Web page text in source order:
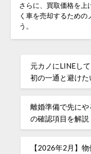
さらに、買取価格を上
く車を売却するための
う。
元カノにLINEし
初の一通と避け
離婚準備で先に
の確認項目を解説
【2026年2月】